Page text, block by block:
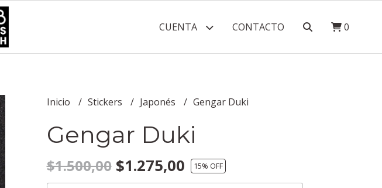
CUENTA CONTACTO 0
Inicio Stickers Japonés Gengar Duki
Gengar Duki
$1.500,00$1.275,00 15% OFF